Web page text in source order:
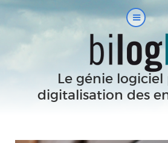
Le génie logiciel
digitalisation des